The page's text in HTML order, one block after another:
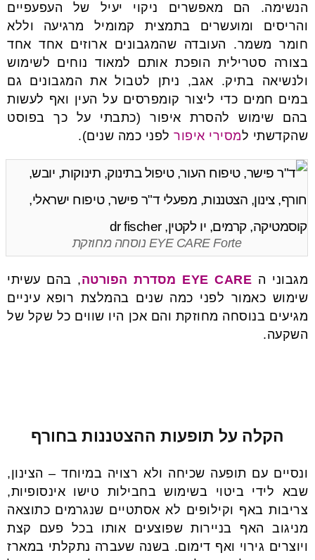
הנשימה. הם מאפשרים ניקוי יעיל של העפעפיים
והריסים ומועשרים בתמצית קמומיל מרגיעה וללא
חומר משמר. העובדה שהמגבונים ארוזים אחד אחד
בצורה סטרילית הופכת אותם למאוד נוחים לשימוש
ולנשיאה בתיק. אגב, ניתן לטבול את המגבונים גם
במים חמים כדי ליצור קומפרסים על העין ואף לעשות
בהם שימוש להסרת איפור (כתבתי על כך בפוסט
שהקדשתי למסירי איפור לפני כמה שנים).
EYE CARE Forte נוסחה מחוזקת
מגבוני ה EYE CARE מסדרת הפורטה
, בהם עשיתי
שימוש כאמור לפני כמה שנים בהמלצת רופא עיניים
מגיעים בנוסחה מחוזקת והם אכן היו שווים כל שקל של
השקעה.
הקלה על תופעות ההצטננות בחורף
ונסיים עם תופעה שכיחה ולא רצויה במיוחד – הצינון,
שבא לידי ביטוי בשימוש בחבילות טישו אינסופיות,
צריבות באף וקילופים לא אסתטיים שנגרמים כתוצאה
מניגוב האף בניירות שפוצעים אותו בכל פעם קצת
ויוצרים גירוי ואף דימום. בשנה שעברה נתקלתי במארז